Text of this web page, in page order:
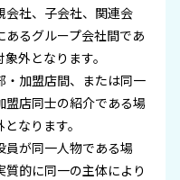
会社、子会社、関連会
るグループ会社間であ
外となります。
・加盟店間、または同一
盟店同士の紹介である場
なります。
が同一人物である場
的に同一の主体により